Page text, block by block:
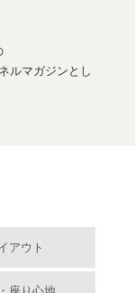
ルマガジンとし
アウト